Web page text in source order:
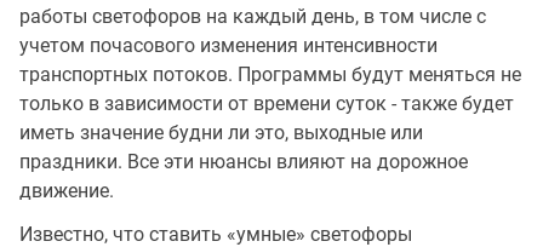
работы светофоров на каждый день, в том числе с
учетом почасового изменения интенсивности
транспортных потоков. Программы будут меняться не
только в зависимости от времени суток - также будет
иметь значение будни ли это, выходные или
праздники. Все эти нюансы влияют на дорожное
движение.
Известно, что ставить «умные» светофоры